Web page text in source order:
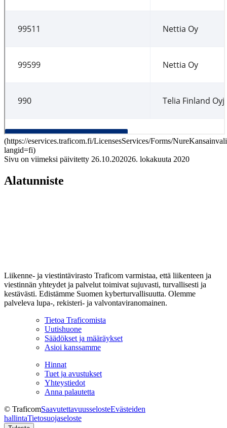
(https://eservices.traficom.fi/LicensesServices/Forms/
langid=fi)
Sivu on viimeksi päivitetty 26.10.202026. lokakuuta 2020
Alatunniste
Liikenne- ja viestintävirasto Traficom varmistaa, että liikenteen ja
viestinnän yhteydet ja palvelut toimivat sujuvasti, turvallisesti ja
kestävästi. Edistämme Suomen kyberturvallisuutta. Olemme
palveleva lupa-, rekisteri- ja valvontaviranomainen.
Tietoa Traficomista
Uutishuone
Säädökset ja määräykset
Asioi kanssamme
Hinnat
Tuet ja avustukset
Yhteystiedot
Anna palautetta
© TraficomSaavutettavuusselosteEvästeiden
hallintaTietosuojaseloste